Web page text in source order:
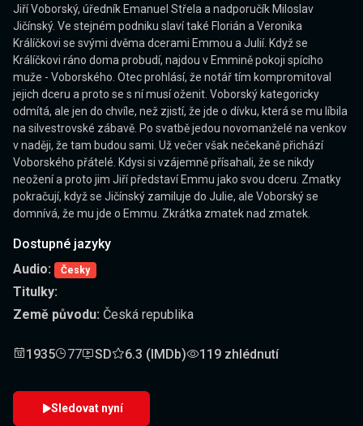
Jiří Voborský, úředník Emanuel Střela a nadporučík Miloslav
Jičínský. Ve stejném podniku slaví také Florián a Veronika
Králíčkovi se svými dvěma dcerami Emmou a Julií. Když se
Králíčkovi ráno doma probudí, najdou v Emmině pokoji spícího
muže - Voborského. Otec prohlásí, že notář tím kompromitoval
jejich dceru a proto se s ní musí oženit. Voborský kategoricky
odmítá, ale jen do chvíle, než zjistí, že jde o dívku, která se mu líbila
na silvestrovské zábavě. Po svatbě jedou novomanželé na venkov
v naději, že tam budou sami. Už večer však nečekaně přichází
Voborského přátelé. Kdysi si vzájemně přísahali, že se nikdy
neožení a proto jim Jiří představí Emmu jako svou dceru. Zmatky
pokračují, když se Jičínský zamiluje do Julie, ale Voborský se
domnívá, že mu jde o Emmu. Zkrátka zmatek nad zmatek.
Dostupné jazyky
Audio:
Česky
Titulky:
Země původu: Česká republika
1935 77 SD 6.3 (IMDb) 119 zhlédnutí
Sledovat nyní